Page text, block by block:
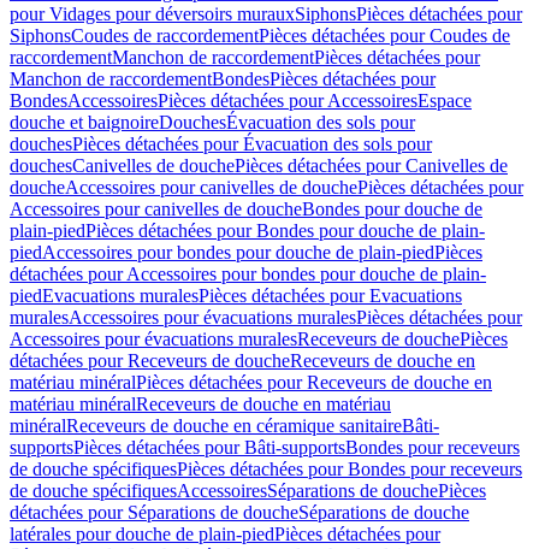
pour Vidages pour déversoirs murauxSiphonsPièces détachées pour
SiphonsCoudes de raccordementPièces détachées pour Coudes de
raccordementManchon de raccordementPièces détachées pour
Manchon de raccordementBondesPièces détachées pour
BondesAccessoiresPièces détachées pour AccessoiresEspace
douche et baignoireDouchesÉvacuation des sols pour
douchesPièces détachées pour Évacuation des sols pour
douchesCanivelles de douchePièces détachées pour Canivelles de
doucheAccessoires pour canivelles de douchePièces détachées pour
Accessoires pour canivelles de doucheBondes pour douche de
plain-piedPièces détachées pour Bondes pour douche de plain-
piedAccessoires pour bondes pour douche de plain-piedPièces
détachées pour Accessoires pour bondes pour douche de plain-
piedEvacuations muralesPièces détachées pour Evacuations
muralesAccessoires pour évacuations muralesPièces détachées pour
Accessoires pour évacuations muralesReceveurs de douchePièces
détachées pour Receveurs de doucheReceveurs de douche en
matériau minéralPièces détachées pour Receveurs de douche en
matériau minéralReceveurs de douche en matériau
minéralReceveurs de douche en céramique sanitaireBâti-
supportsPièces détachées pour Bâti-supportsBondes pour receveurs
de douche spécifiquesPièces détachées pour Bondes pour receveurs
de douche spécifiquesAccessoiresSéparations de douchePièces
détachées pour Séparations de doucheSéparations de douche
latérales pour douche de plain-piedPièces détachées pour